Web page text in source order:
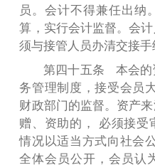
员。会计不得兼任出纳
算，实行会计监督。会
须与接管人员办清交接手
第四十五条 本会的
务管理制度，接受会员
财政部门的监督。资产
赠、资助的， 必须接受
情况以适当方式向社会
全体会员公开，会员认